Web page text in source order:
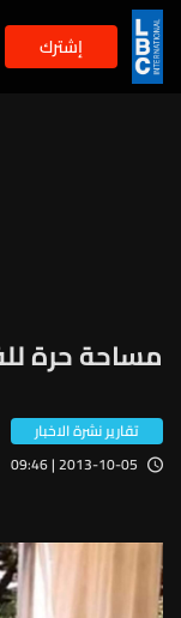
إشترك
مساحة حرة
تقارير نشرة الاخبار
2013-10-05 | 09:46